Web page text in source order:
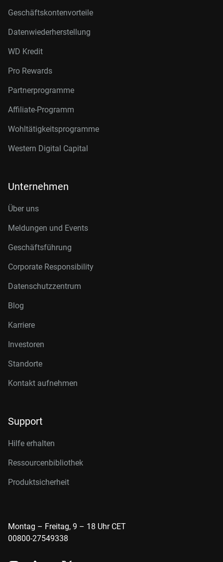
Geschäftskontenvorteile
Datenwiederherstellung
WD Kredit
Pro Rewards
Partnerprogramme
Affiliate-Programm
Wohltätigkeitsprogramme
Western Digital Capital
Unternehmen
Über uns
Meldungen und Events
Geschäftsführung
Corporate Responsibility
Datenschutzzentrum
Blog
Karriere
Investoren
Standorte
Kontakt aufnehmen
Support
Hilfe erhalten
Ressourcenbibliothek
Produktsicherheit
Montag – Freitag, 9 – 18 Uhr CET
00800-27549338